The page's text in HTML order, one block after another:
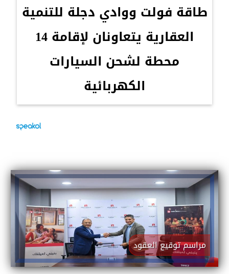
طاقة فولت ووادي دجلة للتنمية
العقارية يتعاونان لإقامة 14
محطة لشحن السيارات
الكهربائية
مراسم توقيع العقود